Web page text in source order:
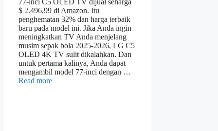
$ 2.496,99 di Amazon. Itu
penghematan 32% dan harga terbaik
baru pada model ini. Jika Anda ingin
meningkatkan TV Anda menjelang
musim sepak bola 2025-2026, LG C5
OLED 4K TV sulit dikalahkan. Dan
untuk pertama kalinya, Anda dapat
mengambil model 77-inci dengan …
Read more